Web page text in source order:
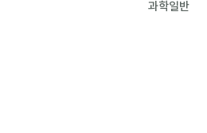
과학일반